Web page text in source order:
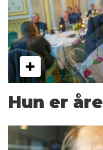
Hun er